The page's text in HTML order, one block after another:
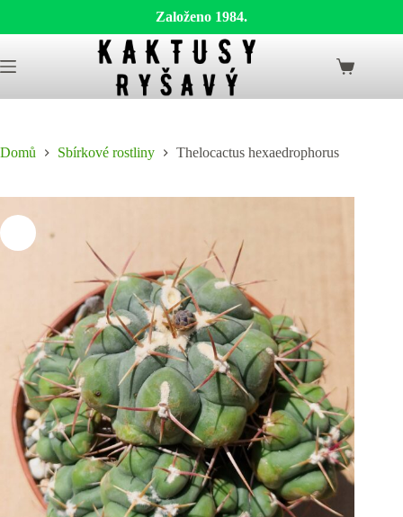
Založeno 1984.
to
content
Shopping
Domů Sbírkové rostliny Thelocactus hexaedrophorus